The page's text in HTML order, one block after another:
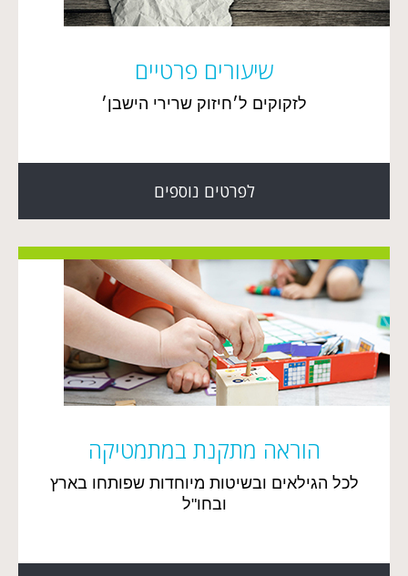
שיעורים פרטיים
לזקוקים ל׳חיזוק שרירי הישבן׳
לפרטים נוספים
הוראה מתקנת במתמטיקה
לכל הגילאים ובשיטות מיוחדות שפותחו בארץ
ובחו"ל